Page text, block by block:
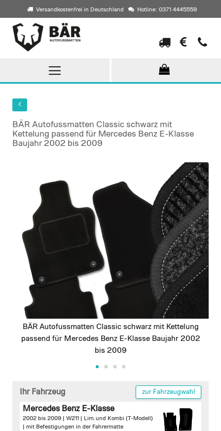
Versandkostenfrei in Deutschland Hotline: 0371 4445559
Direkt
zum
Inhalt
BÄR Autofussmatten Classic schwarz mit
Kettelung passend für Mercedes Benz E-Klasse
Baujahr 2002 bis 2009
images
gallery
BÄR Autofussmatten Classic schwarz mit Kettelung
passend für Mercedes Benz E-Klasse Baujahr 2002
bis 2009
beginning
Ihr Fahrzeug zur Fahrzeugwahl
Mercedes Benz E-Klasse
2002 bis 2009 | W211 | Lim. und Kombi (T-Modell)
mit Befestigungen in der Fahrermatte